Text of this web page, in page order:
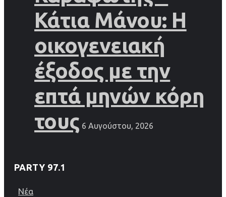
Κάτια Μάνου: Η
οικογενειακή
έξοδος με την
επτά μηνών κόρη
τους 6 Αυγούστου, 2026
PARTY 97.1
Νέα